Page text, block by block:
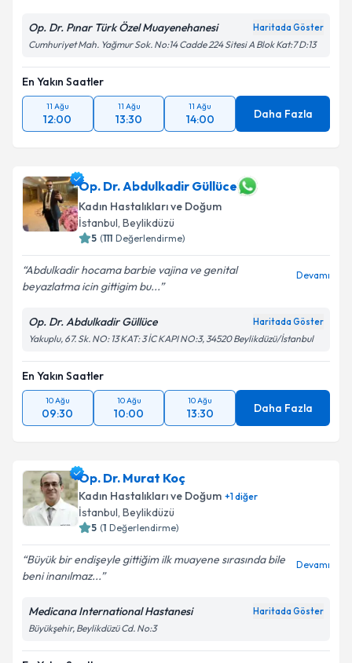
kapsamda işlenmesini kabul ediyorum.
Op. Dr. Pınar Türk Özel Muayenehanesi Haritada Göster
Cumhuriyet Mah. Yağmur Sok. No:14 Cadde 224 Sitesi A Blok Kat:7 D:13
En Yakın Saatler
11 Ağu
12:00
11 Ağu
13:30
11 Ağu
14:00 Daha Fazla
Op. Dr. Abdulkadir Güllüce
Kadın Hastalıkları ve Doğum
İstanbul, Beylikdüzü
5 (111 Değerlendirme)
Abdulkadir hocama barbie vajina ve genital
beyazlatma icin gittigim bu...
Devamı
Op. Dr. Abdulkadir Güllüce Haritada Göster
Yakuplu, 67. Sk. NO: 13 KAT: 3 İC KAPI NO:3, 34520 Beylikdüzü/İstanbul
En Yakın Saatler
10 Ağu
09:30
10 Ağu
10:00
10 Ağu
13:30 Daha Fazla
Op. Dr. Murat Koç
Kadın Hastalıkları ve Doğum +1diğer
İstanbul, Beylikdüzü
5 (1 Değerlendirme)
Büyük bir endişeyle gittiğim ilk muayene sırasında bile
beni inanılmaz...
Devamı
Medicana International Hastanesi Haritada Göster
Büyükşehir, Beylikdüzü Cd. No:3